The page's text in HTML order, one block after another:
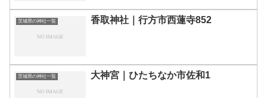
茨城県の神社一覧 香取神社｜行方市西蓮寺852
茨城県の神社一覧 大神宮｜ひたちなか市佐和1